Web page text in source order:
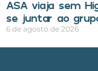
ASA viaja sem
se juntar ao
6 de agosto de 2026